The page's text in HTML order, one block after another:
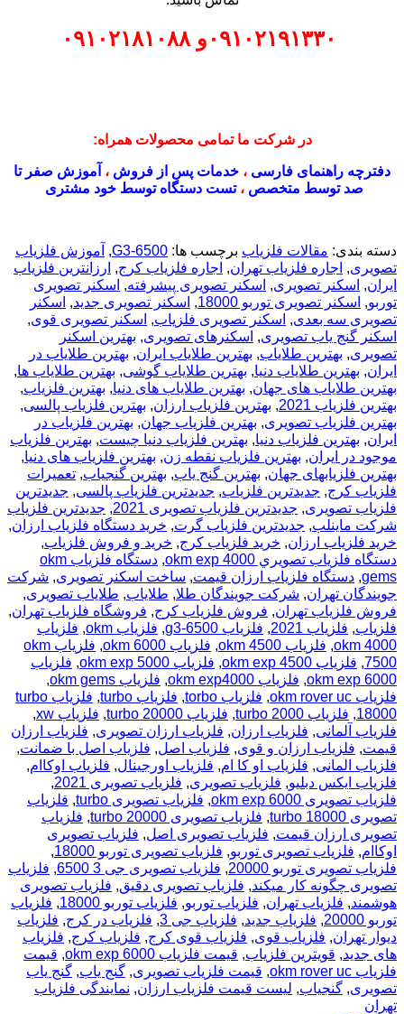
۰۹۱۰۲۱۹۱۳۳۰ و ۰۹۱۰۲۱۸۱۰۸۸
در شرکت ما تمامی محصولات همراه:
دفترچه راهنمای فارسی ، خدمات پس از فروش ، آموزش صفر تا
صد توسط متخصص ،تست دستگاه توسط خود مشتری
دسته بندی: مقالات فلزیاب برچسب ها: G3-6500
, آموزش فلزیاب
تصویری, اجاره فلزیاب تهران, اجاره فلزیاب کرج, ارزانترین فلزیاب
ایران, اسکنر تصویری, اسکنر تصویری پیشرفته, اسکنر تصویری
توربو, اسکنر تصویری توربو 18000 , اسکنر تصویری جدید, اسکنر
تصویری سه بعدی, اسکنر تصویری فلزیاب, اسکنر تصویری قوی,
اسکنر گنج یاب تصویری, اسکنرهای تصویری, بهترین اسکنر
تصویری, بهترین طلایاب, بهترین طلایاب ایران, بهترین طلایاب در
ایران, بهترین طلایاب دنیا, بهترین طلایاب گوشی, بهترین طلایاب ها,
بهترین طلایاب های جهان, بهترین طلایاب های دنیا, بهترین فلزیاب,
بهترین فلزیاب 2021
, بهترین فلزیاب ارزان, بهترین فلزیاب پالسی,
بهترین فلزیاب تصویری, بهترین فلزیاب جهان, بهترین فلزیاب در
ایران, بهترین فلزیاب دنیا, بهترین فلزیاب دنیا چیست, بهترین فلزیاب
موجود در ایران, بهترین فلزیاب نقطه زن, بهترین فلزیاب های دنیا,
بهترین فلزیابهای جهان, بهترین گنج یاب, بهترین گنجیاب, تعمیرات
فلزیاب کرج, جدیدترین فلزیاب, جدیدترین فلزیاب پالسی, جدیدترین
فلزیاب تصویری, جدیدترین فلزیاب تصویری 2021 , جدیدترین فلزیاب
شرکت ماینلب, جدیدترین فلزیاب گرت, خرید دستگاه فلزیاب ارزان,
خرید فلزیاب ارزان, خرید فلزیاب کرج, خرید و فروش فلزیاب,
دستگاه فلزياب تصويري okm exp 4000
,
دستگاه فلزیاب okm
gems
, دستگاه فلزیاب ارزان قیمت, ساخت اسکنر تصویری, شرکت
جویندگان تهران, شرکت جویندگان طلا, طلایاب, طلایاب تصویری,
فروش فلزیاب تهران, فروش فلزیاب کرج, فروشگاه فلزیاب تهران,
فلزیاب, فلزیاب 2021 , فلزیاب g3-6500 , فلزیاب okm , فلزیاب
okm 4000
, فلزیاب okm 4500 , فلزیاب okm 6000 ,
فلزیاب okm
7500
, فلزیاب okm exp 4500 , فلزیاب okm exp 5000 , فلزیاب
okm exp 6000
, فلزیاب okm exp4000 , فلزیاب okm gems
,
فلزیاب okm rover uc
, فلزیاب torbo , فلزیاب turbo ,
فلزیاب turbo
18000
, فلزیاب turbo 2000 , فلزیاب turbo 20000 , فلزیاب xw
,
فلزیاب آلمانی, فلزیاب ارزان, فلزیاب ارزان تصویری, فلزیاب ارزان
قیمت, فلزیاب ارزان و قوی, فلزیاب اصل, فلزیاب اصل با ضمانت,
فلزیاب المانی, فلزیاب او کا ام, فلزیاب اورجینال, فلزیاب اوکاام,
فلزیاب ایکس دبلیو, فلزیاب تصویری, فلزیاب تصویری 2021
,
فلزیاب تصویری okm exp 6000
, فلزیاب تصویری turbo , فلزیاب
تصویری turbo 18000
, فلزیاب تصویری turbo 20000 , فلزیاب
تصویری ارزان قیمت, فلزیاب تصویری اصل, فلزیاب تصویری
اوکاام, فلزیاب تصویری توربو, فلزیاب تصویری توربو 18000
,
فلزیاب تصویری توربو 20000
, فلزیاب تصویری جی 3 6500 , فلزیاب
تصویری چگونه کار میکند, فلزیاب تصویری دقیق, فلزیاب تصویری
هوشمند, فلزیاب تهران, فلزیاب توربو, فلزیاب توربو 18000 , فلزیاب
توربو 20000
, فلزیاب جدید, فلزیاب جی 3 , فلزیاب در کرج, فلزیاب
دیوار تهران, فلزیاب قوی, فلزیاب قوی کرج, فلزیاب کرج, فلزیاب
های جدید, قویترین فلزیاب, قیمت فلزیاب okm exp 6000 , قیمت
فلزیاب okm rover uc
, قیمت فلزیاب تصویری, گنج یاب, گنج یاب
تصویری, گنجیاب, لیست قیمت فلزیاب ارزان, نمایندگی فلزیاب
تهران